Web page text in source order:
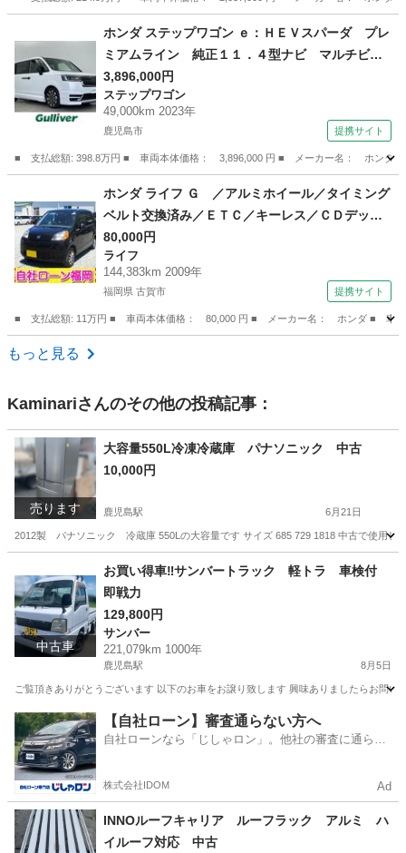
鹿児島市 その他
ホンダ ステップワゴン ｅ：ＨＥＶスパーダ プレ
ミアムライン 純正１１．４型ナビ マルチビュ
ーカメラ 純正１５．６型フリップダウンモニタ
ー 前後ドライブレコーダー 無限エアロ ホン
ダセンシング 衝突軽減ブレーキ 誤発進抑制機
能 後方誤発進抑制機能 近距離衝突軽減 （な
し）
3,896,000円
ステップワゴン
49,000km 2023年
鹿児島市 提携サイト
■ 支払総額: 398.8万円 ■ 車両本体価格： 3,896,000 円 ■ メーカー名： ホンダ
鹿児島市 ステップワゴン
ホンダ ライフ Ｇ ／アルミホイール／タイミング
ベルト交換済み／ＥＴＣ／キーレス／ＣＤデッキ
／電格ミラー （検9.9）
80,000円
ライフ
144,383km 2009年
福岡県 古賀市 提携サイト
■ 支払総額: 11万円 ■ 車両本体価格： 80,000 円 ■ メーカー名： ホンダ ■ 車種
福岡 古賀市
もっと見る
Kaminariさんのその他の投稿記事：
売ります
大容量550L冷凍冷蔵庫 パナソニック 中古
10,000円
鹿児島駅 6月21日
2012製 パナソニック 冷蔵庫 550Lの大容量です サイズ 685 729 1818 中古で使用し
鹿児島市 鹿児島駅 キッチン家電
中古車
お買い得車‼️サンバートラック 軽トラ 車検付
即戦力
129,800円
サンバー
221,079km 1000年
鹿児島駅 8月5日
ご覧頂きありがとうございます 以下のお車をお譲り致します 興味ありましたらお問
鹿児島 鹿児島市 鹿児島駅 サンバー
【自社ローン】審査通らない方へ
自社ローンなら「じしゃロン」。他社の審査に通らな
株式会社IDOM Ad
INNOルーフキャリア ルーフラック アルミ ハ
イルーフ対応 中古